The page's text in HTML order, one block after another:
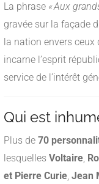
La phrase « Aux
gravée sur la façade
la nation envers
incarne l’esprit
service de l’intérêt
Qui est
Plus de 70
lesquelles Voltaire,
et Pierre Curie, Jean